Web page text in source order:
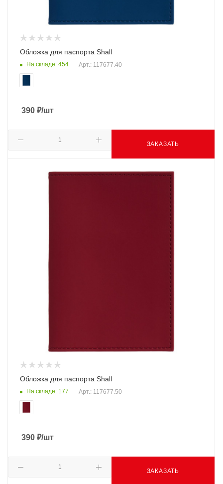
Обложка для паспорта Shall
На складе: 454 Арт.: 117677.40
390 ₽/шт
ЗАКАЗАТЬ
Обложка для паспорта Shall
На складе: 177 Арт.: 117677.50
390 ₽/шт
ЗАКАЗАТЬ